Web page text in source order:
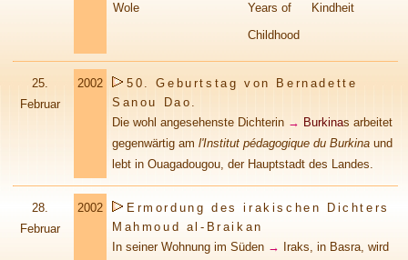
Wole
Years of
Childhood
Kindheit
25.
Februar
2002
50. Geburtstag von Bernadette
Sanou Dao.
Die wohl angesehenste Dichterin → Burkinas arbeitet
gegenwärtig am l'Institut pédagogique du Burkina und
lebt in Ouagadougou, der Hauptstadt des Landes.
28.
Februar
2002
Ermordung des irakischen Dichters
Mahmoud al-Braikan
In seiner Wohnung im Süden → Iraks, in Basra, wird